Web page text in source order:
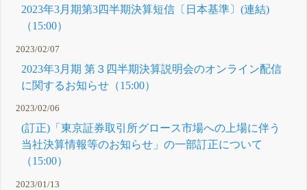
2023年3月期第3四半期決算短信〔日本基準〕(連結)
（15:00）
2023/02/07
2023年3月期 第３四半期決算説明会のオンライン配信
に関するお知らせ（15:00）
2023/02/06
(訂正)「東京証券取引所グロース市場への上場に伴う
当社決算情報等のお知らせ」の一部訂正について
（15:00）
2023/01/13